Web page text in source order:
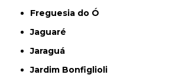
Freguesia do Ó
Jaguaré
Jaraguá
Jardim Bonfiglioli